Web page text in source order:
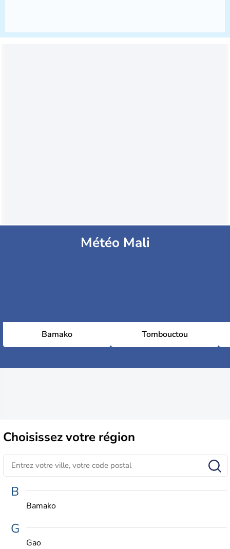
Météo Mali
Bamako Tombouctou
Choisissezvotre région
B
Bamako
G
Gao